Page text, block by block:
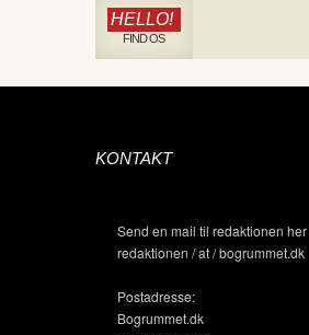
HELLO!
FIND OS
KONTAKT
Send en mail til redaktionen her
redaktionen / at / bogrummet.dk
Postadresse:
Bogrummet.dk